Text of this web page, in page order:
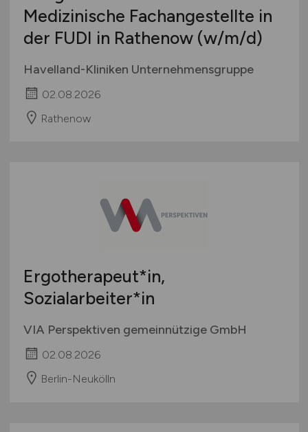
Medizinische Fachangestellte in
der FUDI in Rathenow (w/m/d)
Havelland-Kliniken Unternehmensgruppe
02.08.2026
Rathenow
Ergotherapeut*in,
Sozialarbeiter*in
VIA Perspektiven gemeinnützige GmbH
02.08.2026
Berlin-Neukölln